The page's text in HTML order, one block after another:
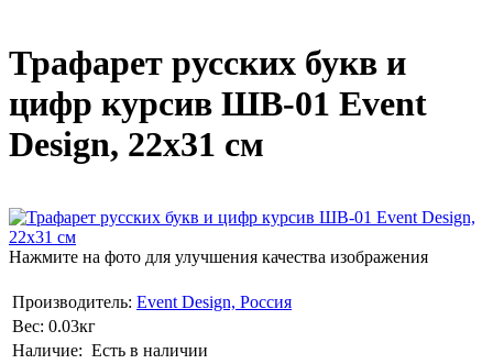
Трафарет русских букв и
цифр курсив ШВ-01 Event
Design, 22х31 см
Нажмите на фото для улучшения качества изображения
Производитель: Event Design, Россия
Вес: 0.03кг
Наличие: Есть в наличии